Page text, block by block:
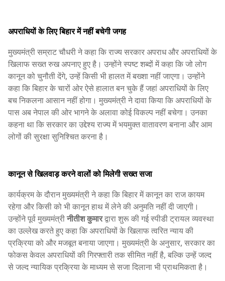
अपराधियों के लिए बिहार में नहीं बचेगी जगह
मुख्यमंत्री सम्राट चौधरी ने कहा कि राज्य सरकार अपराध और अपराधियों के
खिलाफ सख्त रुख अपनाए हुए है। उन्होंने स्पष्ट शब्दों में कहा कि जो लोग
कानून को चुनौती देंगे, उन्हें किसी भी हालत में बख्शा नहीं जाएगा। उन्होंने
कहा कि बिहार के चारों ओर ऐसे हालात बन चुके हैं जहां अपराधियों के लिए
बच निकलना आसान नहीं होगा। मुख्यमंत्री ने दावा किया कि अपराधियों के
पास अब नेपाल की ओर भागने के अलावा कोई विकल्प नहीं बचेगा। उनका
कहना था कि सरकार का उद्देश्य राज्य में भयमुक्त वातावरण बनाना और आम
लोगों की सुरक्षा सुनिश्चित करना है।
कानून से खिलवाड़ करने वालों को मिलेगी सख्त सजा
कार्यक्रम के दौरान मुख्यमंत्री ने कहा कि बिहार में कानून का राज कायम
रहेगा और किसी को भी कानून हाथ में लेने की अनुमति नहीं दी जाएगी।
उन्होंने पूर्व मुख्यमंत्रीनीतीश कुमारद्वारा शुरू की गई स्पीडी ट्रायल व्यवस्था
का उल्लेख करते हुए कहा कि अपराधियों के खिलाफ त्वरित न्याय की
प्रक्रिया को और मजबूत बनाया जाएगा। मुख्यमंत्री के अनुसार, सरकार का
फोकस केवल अपराधियों की गिरफ्तारी तक सीमित नहीं है, बल्कि उन्हें जल्द
से जल्द न्यायिक प्रक्रिया के माध्यम से सजा दिलाना भी प्राथमिकता है।